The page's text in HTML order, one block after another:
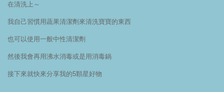
在清洗上～
我自己習慣用蔬果清潔劑來清洗寶寶的東西
也可以使用一般中性清潔劑
然後我會再用沸水消毒或是用消毒鍋
接下來就快來分享我的5顆星好物